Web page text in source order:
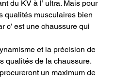
du KV à l’ ultra. Mais pour
qualités musculaires bien
c’ est une chaussure qui
et la précision de
qualités de la chaussure.
un maximum de